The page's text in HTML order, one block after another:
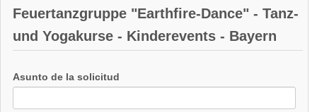
Feuertanzgruppe "Earthfire-Dance" - Tanz-
und Yogakurse - Kinderevents - Bayern
Asunto de la solicitud